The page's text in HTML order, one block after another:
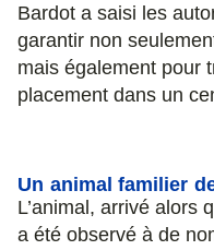
Bardot a saisi les
garantir non
mais également pour
placement dans un
Un animal familier
L’animal, arrivé alors
a été observé à de